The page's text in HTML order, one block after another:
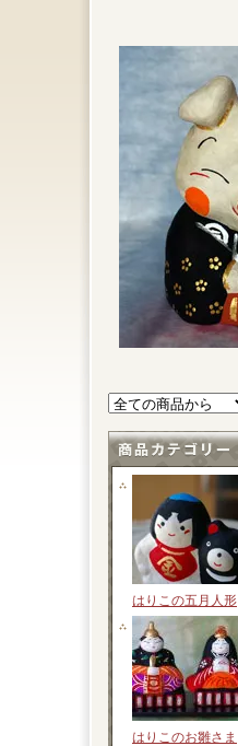
はりこの五月人形
はりこのお雛さま